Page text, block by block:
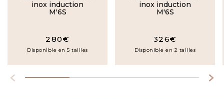
inox induction
M'6S
280€
Disponible en 5 tailles
inox induction
M'6S
326€
Disponible en 2 tailles